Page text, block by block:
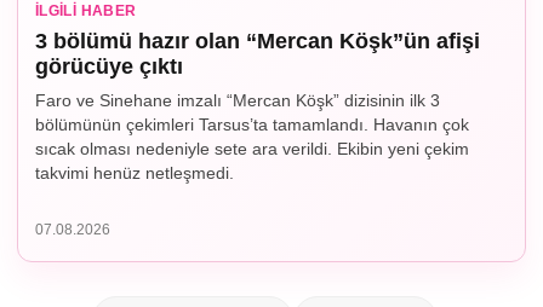
İLGILI HABER
3 bölümü hazır olan “Mercan Köşk”ün afişi
görücüye çıktı
Faro ve Sinehane imzalı “Mercan Köşk” dizisinin ilk 3
bölümünün çekimleri Tarsus’ta tamamlandı. Havanın çok
sıcak olması nedeniyle sete ara verildi. Ekibin yeni çekim
takvimi henüz netleşmedi.
07.08.2026